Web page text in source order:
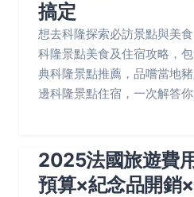
搞定
想去科隆探索必訪景點與美
科隆景點美食及住宿攻略，
典科隆景點推薦，品嚐當地
邊科隆景點住宿，一次解答你
2025法國旅遊費
預算×紀念品開銷